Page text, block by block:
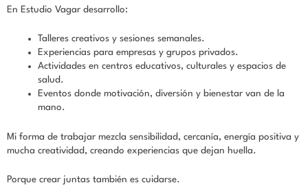
En Estudio Vagar desarrollo:
Talleres creativos y sesiones semanales.
Experiencias para empresas y grupos privados.
Actividades en centros educativos, culturales y espacios de
salud.
Eventos donde motivación, diversión y bienestar van de la
mano.
Mi forma de trabajar mezcla sensibilidad, cercanía, energía positiva y
mucha creatividad, creando experiencias que dejan huella.
Porque crear juntas también es cuidarse.